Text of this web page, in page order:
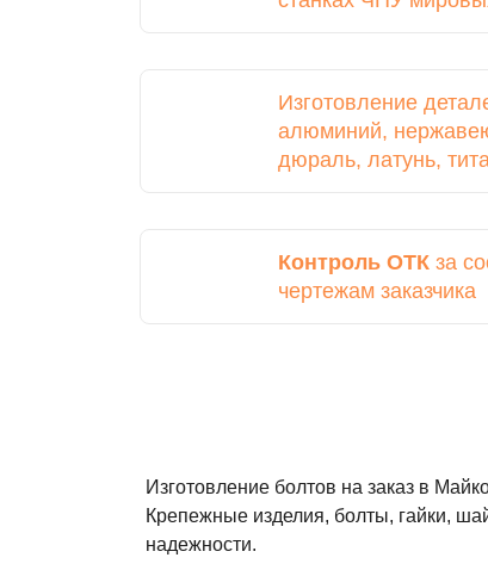
Изготовление
алюминий,
дюраль, латунь,
Контроль ОТК за
чертежам заказчика
Изготовление болтов на заказ в
Крепежные изделия, болты, гайки,
надежности.